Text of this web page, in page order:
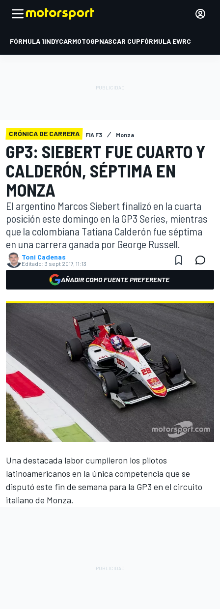
FÓRMULA 1INDYCARMOTOGPNASCAR CUPFÓRMULA EWRC
CRÓNICA DE CARRERA FIA F3 Monza
GP3: SIEBERT FUE CUARTO Y
CALDERÓN, SÉPTIMA EN
MONZA
El argentino Marcos Siebert finalizó en la cuarta
posición este domingo en la GP3 Series, mientras
que la colombiana Tatiana Calderón fue séptima
en una carrera ganada por George Russell.
Toni Cadenas
Editado: 3 sept 2017, 11:13
AÑADIR COMO FUENTE PREFERENTE
Una destacada labor cumplieron los pilotos
latinoamericanos en la única competencia que se
disputó este fin de semana para la GP3 en el circuito
italiano de Monza.